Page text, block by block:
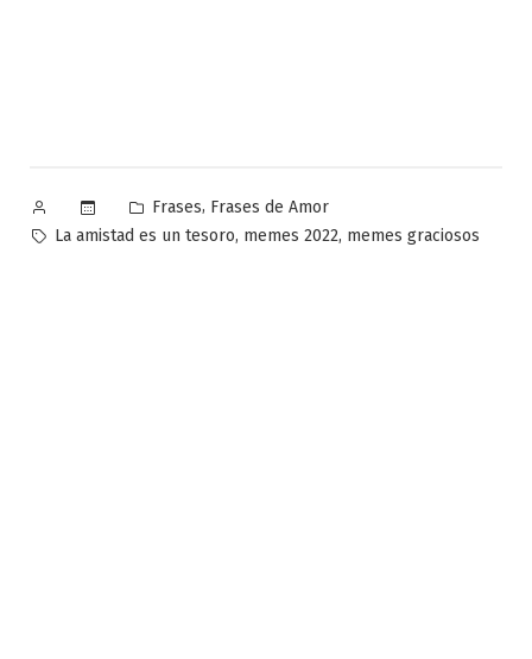
Publicado
por
Publicado
en
Frases, Frases de Amor
Etiquetas:
La amistad es un tesoro, memes 2022, memes graciosos